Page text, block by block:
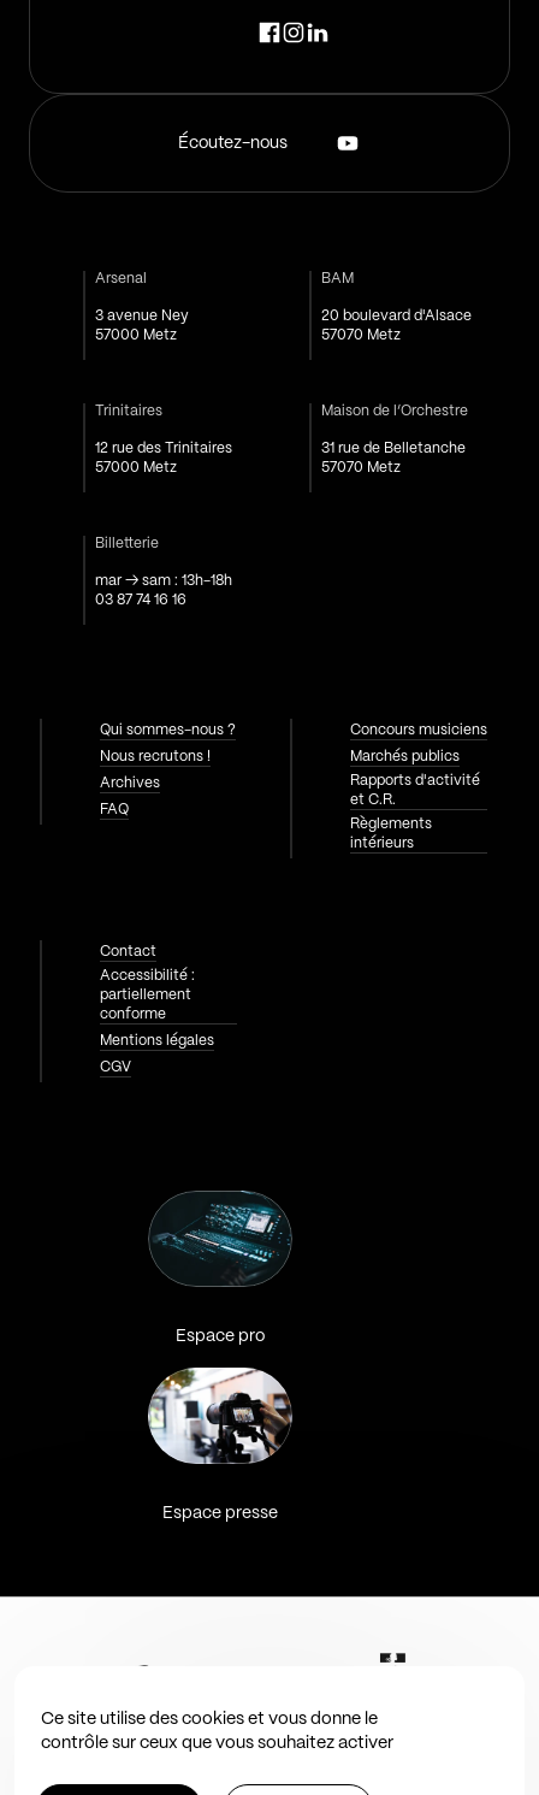
Ce site utilise des cookies et vous donne le
contrôle sur ceux que vous souhaitez activer
Écoutez-nous
Arsenal
3 avenue Ney
57000 Metz
BAM
20 boulevard d'Alsace
57070 Metz
Trinitaires
12 rue des Trinitaires
57000 Metz
Maison de l’Orchestre
31 rue de Belletanche
57070 Metz
Billetterie
mar → sam : 13h-18h
03 87 74 16 16
Qui sommes-nous ?
Nous recrutons !
Archives
FAQ
Concours musiciens
Marchés publics
Rapports d'activité
et C.R.
Règlements
intérieurs
Contact
Accessibilité :
partiellement
conforme
Mentions légales
CGV
Espace pro
Espace presse